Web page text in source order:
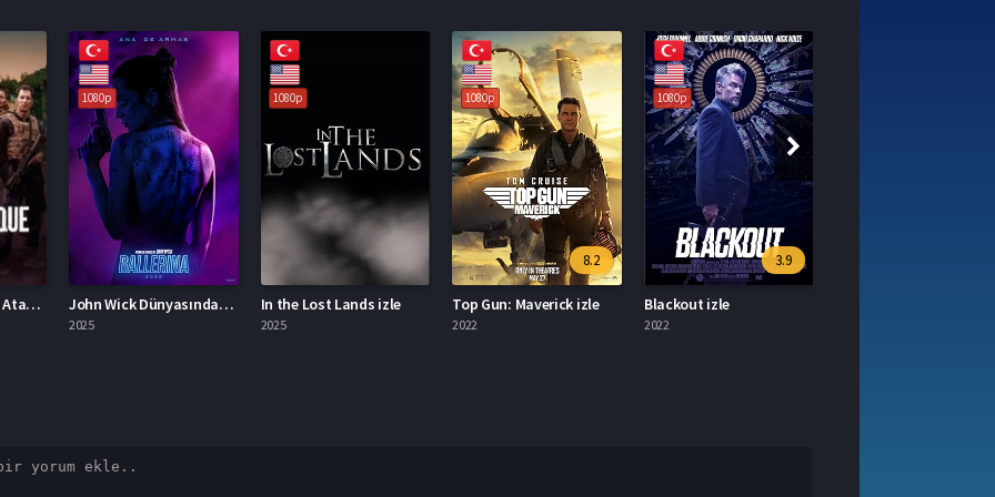
Karşı Atak | Kontra Atak izle
1080p
John Wick Dünyasından: Ballerina
2025
1080p
In the Lost Lands izle
2025
1080p
8.2
Top Gun: Maverick izle
2022
1080p
3.9
Blackout izle
2022